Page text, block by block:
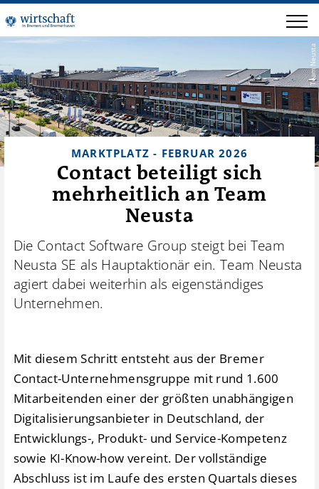
Team Neusta
MARKTPLATZ - FEBRUAR 2026
Contact beteiligt sich
mehrheitlich an Team
Neusta
Die Contact Software Group steigt bei Team
Neusta SE als Hauptaktionär ein. Team Neusta
agiert dabei weiterhin als eigenständiges
Unternehmen.
Mit diesem Schritt entsteht aus der Bremer
Contact-Unternehmensgruppe mit rund 1.600
Mitarbeitenden einer der größten unabhängigen
Digitalisierungsanbieter in Deutschland, der
Entwicklungs-, Produkt- und Service-Kompetenz
sowie KI-Know-how vereint. Der vollständige
Abschluss ist im Laufe des ersten Quartals dieses